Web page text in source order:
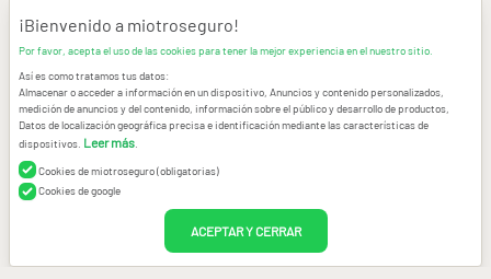
AVISO LEGAL
CONDICIONES GENERALES DE USO
POLÍTICA DE PRIVACIDAD|CANAL DE DENUNCIAS|COOKIES
CONTACTAR
© Copyright miotroseguro.com 2026. Todos los derechos reservados
¡Bienvenido a miotroseguro!
Por favor, acepta el uso de las cookies para tener la mejor experiencia en el nuestro sitio.
Así es como tratamos tus datos:
Almacenar o acceder a información en un dispositivo, Anuncios y contenido personalizados,
medición de anuncios y del contenido, información sobre el público y desarrollo de productos,
Datos de localización geográfica precisa e identificación mediante las características de
dispositivos. Leer más
Cookies de miotroseguro (obligatorias)
Cookies de google
ACEPTAR Y CERRAR